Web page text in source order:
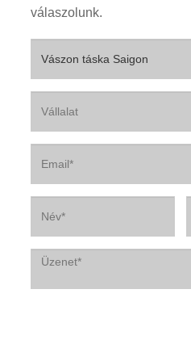
válaszolunk.